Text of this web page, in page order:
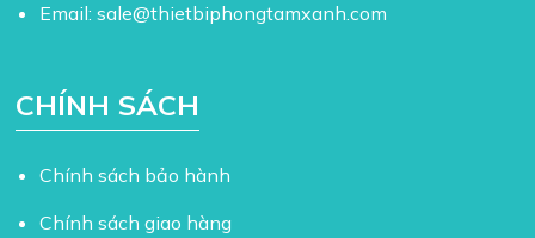
Email:sale@thietbiphongtamxanh.com
CHÍNH SÁCH
Chính sách bảo hành
Chính sách giao hàng